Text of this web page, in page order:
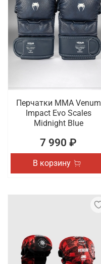
Перчатки ММА Venum
Impact Evo Scales
Midnight Blue
7 990 ₽
В корзину